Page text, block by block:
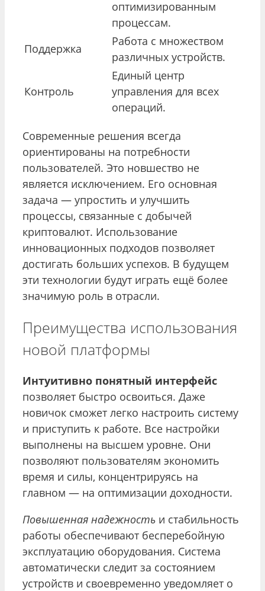
оптимизированным
процессам.
Поддержка
Работа с множеством
различных устройств.
Контроль
Единый центр
управления для всех
операций.
Современные решения всегда
ориентированы на потребности
пользователей. Это новшество не
является исключением. Его основная
задача — упростить и улучшить
процессы, связанные с добычей
криптовалют. Использование
инновационных подходов позволяет
достигать больших успехов. В будущем
эти технологии будут играть ещё более
значимую роль в отрасли.
Преимущества использования
новой платформы
Интуитивно понятный интерфейс
позволяет быстро освоиться. Даже
новичок сможет легко настроить систему
и приступить к работе. Все настройки
выполнены на высшем уровне. Они
позволяют пользователям экономить
время и силы, концентрируясь на
главном — на оптимизации доходности.
Повышенная надежность и стабильность
работы обеспечивают бесперебойную
эксплуатацию оборудования. Система
автоматически следит за состоянием
устройств и своевременно уведомляет о